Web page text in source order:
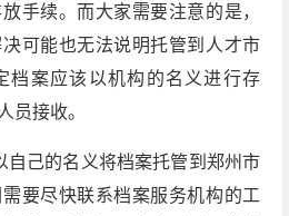
手续。而大家需要注意的是，
可能也无法说明托管到人才市
档案应该以机构的名义进行存
员接收。
自己的名义将档案托管到郑州市
要尽快联系档案服务机构的工